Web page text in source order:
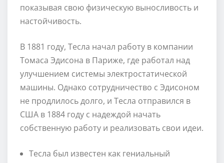
показывая свою физическую выносливость и
настойчивость.
В 1881 году, Тесла начал работу в компании
Томаса Эдисона в Париже, где работал над
улучшением системы электростатической
машины. Однако сотрудничество с Эдисоном
не продлилось долго, и Тесла отправился в
США в 1884 году с надеждой начать
собственную работу и реализовать свои идеи.
Тесла был известен как гениальный